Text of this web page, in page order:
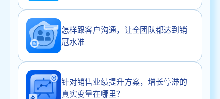
怎样跟客户沟通，让全团队都达到销
冠水准
针对销售业绩提升方案，增长停滞的
真实变量在哪里？